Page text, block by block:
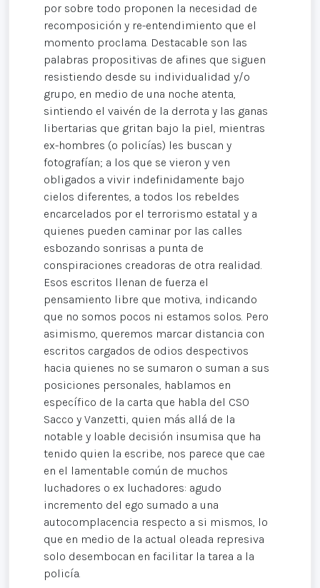
por sobre todo proponen la necesidad de
recomposición y re-entendimiento que el
momento proclama. Destacable son las
palabras propositivas de afines que siguen
resistiendo desde su individualidad y/o
grupo, en medio de una noche atenta,
sintiendo el vaivén de la derrota y las ganas
libertarias que gritan bajo la piel, mientras
ex-hombres (o policías) les buscan y
fotografían; a los que se vieron y ven
obligados a vivir indefinidamente bajo
cielos diferentes, a todos los rebeldes
encarcelados por el terrorismo estatal y a
quienes pueden caminar por las calles
esbozando sonrisas a punta de
conspiraciones creadoras de otra realidad.
Esos escritos llenan de fuerza el
pensamiento libre que motiva, indicando
que no somos pocos ni estamos solos. Pero
asimismo, queremos marcar distancia con
escritos cargados de odios despectivos
hacia quienes no se sumaron o suman a sus
posiciones personales, hablamos en
específico de la carta que habla del CSO
Sacco y Vanzetti, quien más allá de la
notable y loable decisión insumisa que ha
tenido quien la escribe, nos parece que cae
en el lamentable común de muchos
luchadores o ex luchadores: agudo
incremento del ego sumado a una
autocomplacencia respecto a si mismos, lo
que en medio de la actual oleada represiva
solo desembocan en facilitar la tarea a la
policía.